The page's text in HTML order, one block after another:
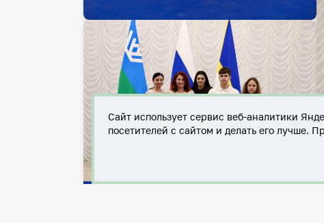
Сайт использует сервис веб-аналитики
посетителей с сайтом и делать его лучше.